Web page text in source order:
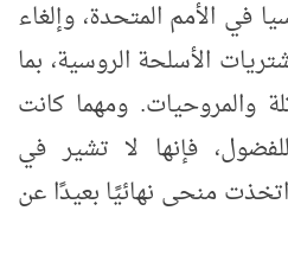
الأمم المتحدة، وإلغاء
الأسلحة الروسية، بما
والمروحيات. ومهما كانت
فإنها لا تشير في
منحى نهائيًا بعيدًا عن